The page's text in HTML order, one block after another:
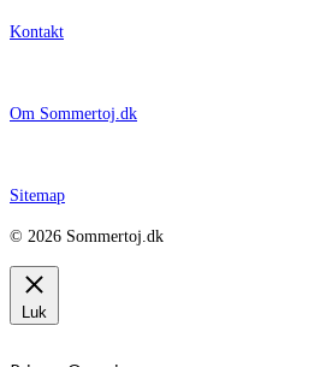
Kontakt
Om Sommertoj.dk
Sitemap
© 2026 Sommertoj.dk
Luk